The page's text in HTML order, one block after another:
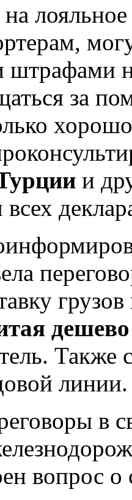
штрафами
за
и
дешево
Также
линии.
в
вопрос о